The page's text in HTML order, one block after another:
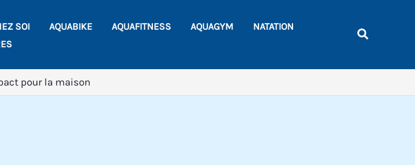
SOI AQUABIKE AQUAFITNESS AQUAGYM
NATATION
pour la maison